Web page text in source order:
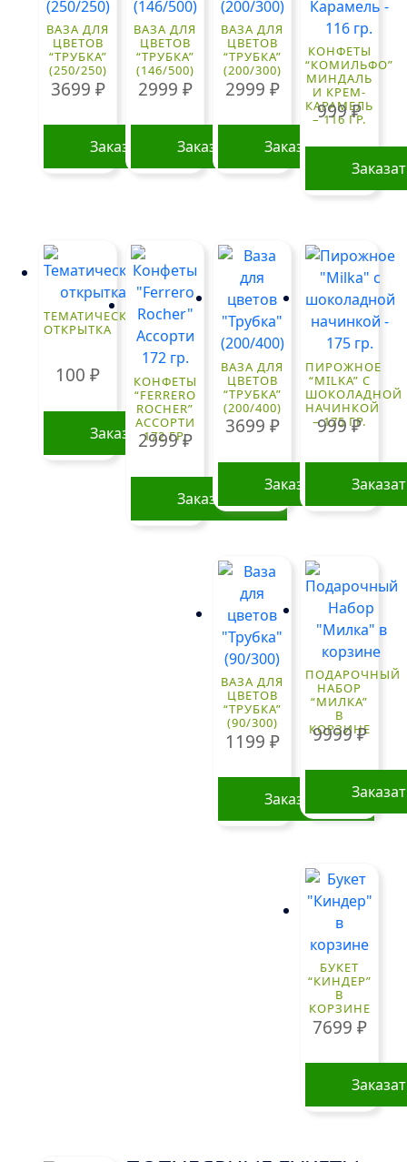
ВАЗА ДЛЯ
ЦВЕТОВ
“ТРУБКА”
(250/250)
3699 ₽
Заказать
ВАЗА ДЛЯ
ЦВЕТОВ
“ТРУБКА”
(146/500)
2999 ₽
Заказать
ВАЗА ДЛЯ
ЦВЕТОВ
“ТРУБКА”
(200/300)
2999 ₽
Заказать
КОНФЕТЫ
“КОМИЛЬФО”
МИНДАЛЬ
И КРЕМ-
КАРАМЕЛЬ
– 116 ГР.
999₽
ТЕМАТИЧЕСКАЯ
ОТКРЫТКА
100₽
Заказать
КОНФЕТЫ
“FERRERO
ROCHER”
АССОРТИ
172 ГР.
2999₽
Заказать
ВАЗА ДЛЯ
ЦВЕТОВ
“ТРУБКА”
(200/400)
3699 ₽
Заказать
ПИРОЖНОЕ
“MILKA” С
ШОКОЛАДНОЙ
НАЧИНКОЙ
– 175 ГР.
999₽
ВАЗА ДЛЯ
ЦВЕТОВ
“ТРУБКА”
(90/300)
1199 ₽
Заказать
ПОДАРОЧНЫЙ
НАБОР
“МИЛКА”
В
КОРЗИНЕ
9999₽
БУКЕТ
“КИНДЕР”
В
КОРЗИНЕ
7699 ₽